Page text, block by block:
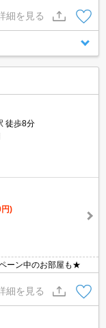
細を見る
徒歩8分
円)
ーン中のお部屋も★
細を見る